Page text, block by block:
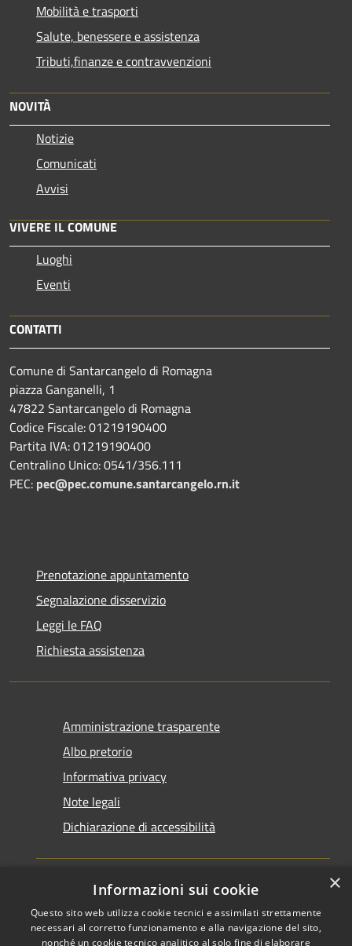
Mobilità e trasporti
Salute, benessere e assistenza
Tributi,finanze e contravvenzioni
NOVITÀ
Notizie
Comunicati
Avvisi
VIVERE IL COMUNE
Luoghi
Eventi
CONTATTI
Comune di Santarcangelo di Romagna
piazza Ganganelli, 1
47822 Santarcangelo di Romagna
Codice Fiscale: 01219190400
Partita IVA: 01219190400
Centralino Unico: 0541/356.111
PEC: pec@pec.comune.santarcangelo.rn.it
Prenotazione appuntamento
Segnalazione disservizio
Leggi le FAQ
Richiesta assistenza
Amministrazione trasparente
Albo pretorio
Informativa privacy
Note legali
Dichiarazione di accessibilità
RSS
Copyright © 2026 • Comune di
×
Informazioni sui cookie
Questo sito web utilizza cookie tecnici e assimilati strettamente
necessari al corretto funzionamento e alla navigazione del sito,
nonché un cookie tecnico analitico al solo fine di elaborare